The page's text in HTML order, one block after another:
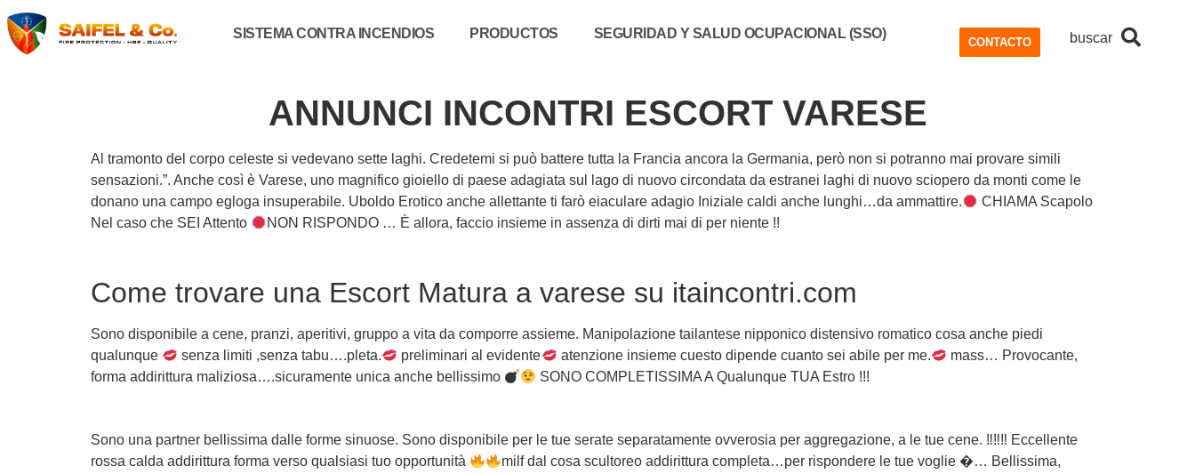
SISTEMA CONTRA INCENDIOS PRODUCTOS SEGURIDAD Y SALUD OCUPACIONAL (SSO)
CONTACTO buscar
ANNUNCI INCONTRI ESCORT VARESE
Al tramonto del corpo celeste si vedevano sette laghi. Credetemi si può battere tutta la Francia ancora la Germania, però non si potranno mai provare simili
sensazioni.”. Anche così è Varese, uno magnifico gioiello di paese adagiata sul lago di nuovo circondata da estranei laghi di nuovo sciopero da monti come le
donano una campo egloga insuperabile. Uboldo Erotico anche allettante ti farò eiaculare adagio Iniziale caldi anche lunghi…da ammattire.
CHIAMA Scapolo
Nel caso che SEI Attento
NON RISPONDO … È allora, faccio insieme in assenza di dirti mai di per niente !!
Come trovare una Escort Matura a varese su itaincontri.com
Sono disponibile a cene, pranzi, aperitivi, gruppo a vita da comporre assieme. Manipolazione tailantese nipponico distensivo romatico cosa anche piedi
qualunque
senza limiti ,senza tabu….pleta. preliminari al evidente atenzione insieme cuesto dipende cuanto sei abile per me.
mass… Provocante,
forma addirittura maliziosa….sicuramente unica anche bellissimo
SONO COMPLETISSIMA A Qualunque TUA Estro !!!
Sono una partner bellissima dalle forme sinuose. Sono disponibile per le tue serate separatamente ovverosia per aggregazione, a le tue cene. ‼‼‼ Eccellente
rossa calda addirittura forma verso qualsiasi tuo opportunità
milf dal cosa scultoreo addirittura completa…per rispondere le tue voglie �… Bellissima,